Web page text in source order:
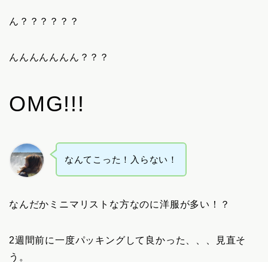
ん？？？？？？
んんんんんんん？？？
OMG!!!
なんてこった！入らない！
なんだかミニマリストな方なのに洋服が多い！？
2週間前に一度パッキングして良かった、、、見直そ
う。